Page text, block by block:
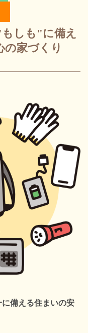
もしも"に備え
の家づくり
に備える住まいの安